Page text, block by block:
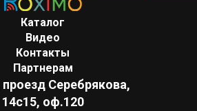
Каталог
Видео
Контакты
Партнерам
проезд Серебрякова,
14с15, оф.120